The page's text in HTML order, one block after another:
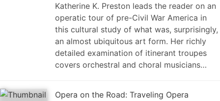
Katherine K. Preston leads the reader on an
operatic tour of pre-Civil War America in
this cultural study of what was, surprisingly,
an almost ubiquitous art form. Her richly
detailed examination of itinerant troupes
covers orchestral and choral musicians…
Opera on the Road: Traveling Opera